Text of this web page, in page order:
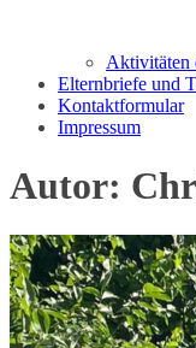
Aktivitäten
Elternbriefe und
Kontaktformular
Impressum
Autor: